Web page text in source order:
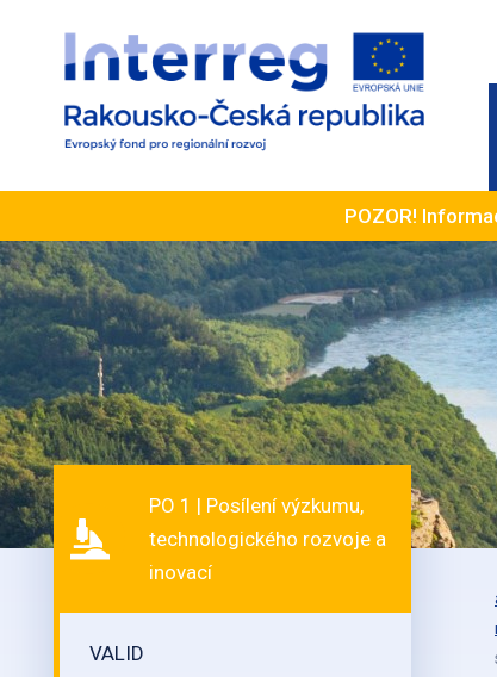
POZOR!
PO 1 | Posílení výzkumu,
technologického rozvoje a
inovací
VALID